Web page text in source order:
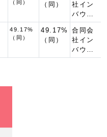
（同） （同）
社イン
バウ…
49.17%
（同）
49.17%
（同）
合同会
社イン
バウ…